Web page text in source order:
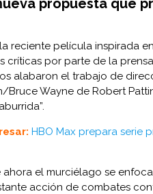
reciente película inspirada
críticas por parte de la
alabaron el trabajo de
Bruce Wayne de Robert
HBO Max prepara serie
el murciélago se
acción de combates